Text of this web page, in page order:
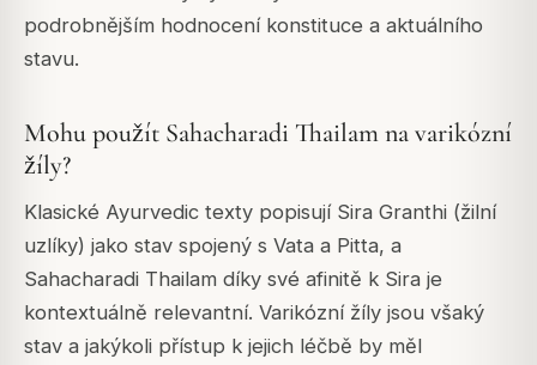
podrobnějším hodnocení konstituce a aktuálního
stavu.
Mohu použít Sahacharadi Thailam na varikózní
žíly?
Klasické Ayurvedic texty popisují Sira Granthi (žilní
uzlíky) jako stav spojený s Vata a Pitta, a
Sahacharadi Thailam díky své afinitě k Sira je
kontextuálně relevantní. Varikózní žíly jsou všaký
stav a jakýkoli přístup k jejich léčbě by měl